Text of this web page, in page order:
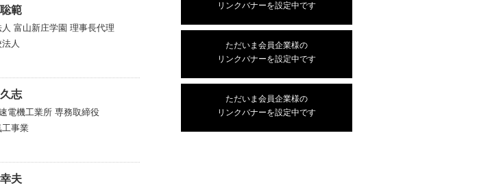
範
富山新庄学園 理事長代理
人
志
電機工業所 専務取締役
事業
夫
リンクバナーを設定中です
ただいま会員企業様の
リンクバナーを設定中です
ただいま会員企業様の
リンクバナーを設定中です